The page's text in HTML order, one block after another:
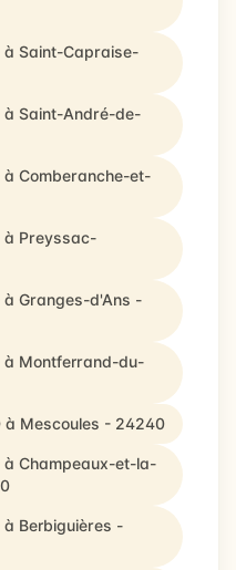
à Saint-Capraise-
à Saint-André-de-
à Comberanche-et-
à Preyssac-
à Granges-d'Ans -
à Montferrand-du-
à Mescoules - 24240
à Champeaux-et-la-
à Berbiguières -